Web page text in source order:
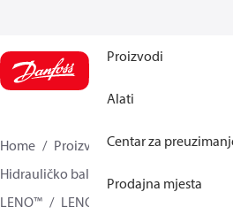
Proizvodi
Alati
Centar za
Prodajna mjesta
Home Proizvodi
Climate Solutions
Hidrauličko balansiranje i regulacija
LENO™
LENO™ MSV-O